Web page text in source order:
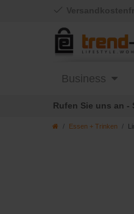
Essen + Trinken
Business
Rufen Sie uns an -